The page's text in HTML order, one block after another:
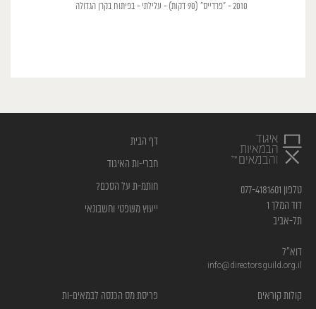
2010 - "פרדייס" (90 דקות) - עלילתי - בפיתוח בקרן הגדולה
טלפון 077-4181601
דוד המלך 1
תל-אביב
דוא”ל
info@directorsguild.org.il
דף הבית
חברי-ות האיגוד
חותמ-ת על הסכם?
ייעוץ משפטי וחשבונאי
קולות קוראים פריסת מס הכנסה לבמאים-ות